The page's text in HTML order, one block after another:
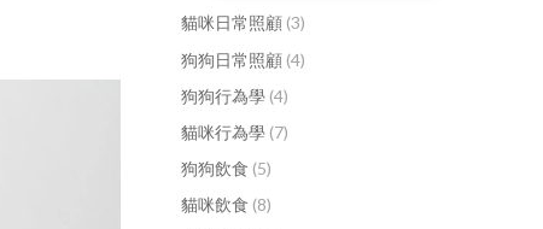
貓咪日常照顧 (3)
狗狗日常照顧 (4)
狗狗行為學 (4)
貓咪行為學 (7)
狗狗飲食 (5)
貓咪飲食 (8)